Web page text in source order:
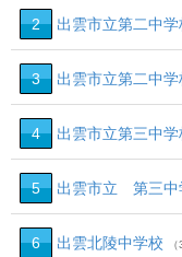
2 出雲市立第二中学
3 出雲市立第二中
4 出雲市立第三中学
5 出雲市立 第三中
6 出雲北陵中学校